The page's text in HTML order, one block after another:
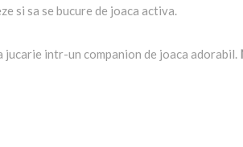
si sa se bucure de joaca activa.
intr-un companion de joaca adorabil.